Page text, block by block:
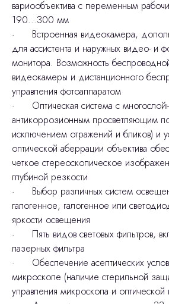
вариообъектива с переменным
190...300 мм
· Встроенная видеокамера,
для ассистента и наружных видео- и
монитора. Возможность
видеокамеры и дистанционного
управления фотоаппаратом
· Оптическая система с
антикоррозионным просветляющим
исключением отражений и бликов) и
оптической аберрации объектива
четкое стереоскопическое
глубиной резкости
· Выбор различных систем
галогенное, галогенное или
яркости освещения
· Пять видов световых фильтров,
лазерных фильтра
· Обеспечение асептических
микроскопе (наличие стерильной
управления микроскопа и оптической